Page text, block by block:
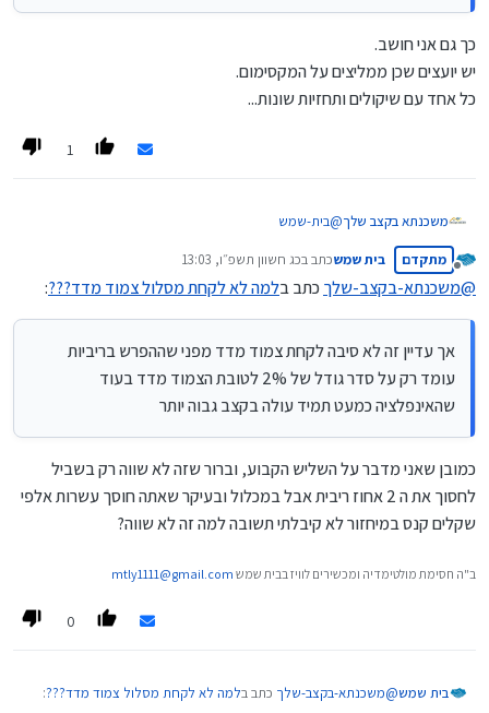
היוון [לאחר שנה 10% הנחה, לאחר שנתיים 20% וכן
כך גם אני חושב.
יש יועצים שכן ממליצים על המקסימום.
כל אחד עם שיקולים ותחזיות שונות...
1
משכנתא בקצב שלך@בית-שמש
לא רלוונטי לגבי שתי שלישי המשכנתא שאינם במסלולי
קבועות ששם העמלות היוון יחסית מזעריות.
קל"צ יהיה עמלות היוון באם הריביות ירדו, אך עדיין זה לא
סיבה לקחת צמוד מדד מפני שההפרש בריביות עומד רק על
כמעט תמיד עולה בקצב גבוה יותר.
מה שכן מומלץ זה לשלב בתמהיל חלק בהלוואת זכאות [למי
שיהיה לכל המשכנתא הנחות בעמלות היוון [לאחר שנה 10%
הנחה, לאחר שנתיים 20% וכן הלאה עד ל-40% הנחה]
מנותק
מתקדם בית שמשכתב בכג חשוון תשפ״ו, 13:03
נערך לאחרונה על ידי
@משכנתא-בקצב-שלךכתב בלמה לא לקחת מסלול צמוד מדד???:
אך עדיין זה לא סיבה לקחת צמוד מדד מפני שההפרש בריביות
עומד רק על סדר גודל של 2% לטובת הצמוד מדד בעוד
שהאינפלציה כמעט תמיד עולה בקצב גבוה יותר
כמובן שאני מדבר על השליש הקבוע, וברור שזה לא שווה רק בשביל
לחסוך את ה 2 אחוז ריבית אבל במכלול ובעיקר שאתה חוסך עשרות אלפי
שקלים קנס במיחזור לא קיבלתי תשובה למה זה לא שווה?
ב"ה חסימת מולטימדיה ומכשירים לוויז בבית שמש mtly1111@gmail.com
0
בית שמש@משכנתא-בקצב-שלך כתב בלמה לא לקחת מסלול צמוד מדד???: